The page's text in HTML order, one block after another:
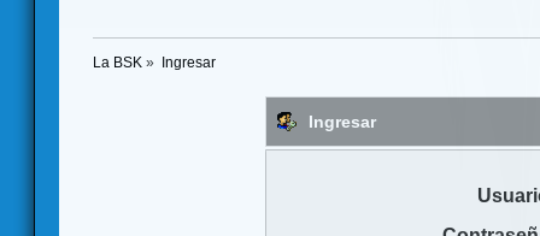
La BSK » Ingresar
Ingresar